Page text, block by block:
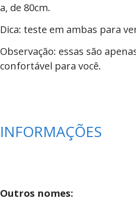
a, de 80cm.
Dica: teste em ambas para
Observação: essas são
confortável para você.
INFORMAÇÕES
Outros nomes: